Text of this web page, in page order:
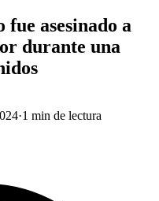
asesinado a
durante una
·1 min de lectura